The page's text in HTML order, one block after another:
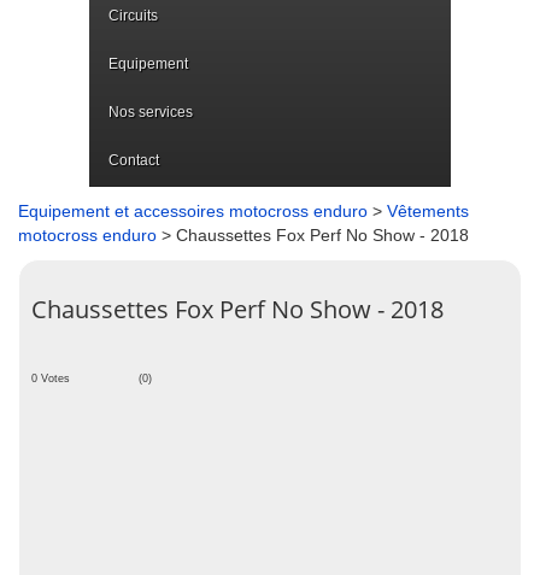
Circuits
Equipement
Nos services
Contact
Equipement et accessoires motocross enduro > Vêtements
motocross enduro > Chaussettes Fox Perf No Show - 2018
Chaussettes Fox Perf No Show - 2018
0 Votes (0)